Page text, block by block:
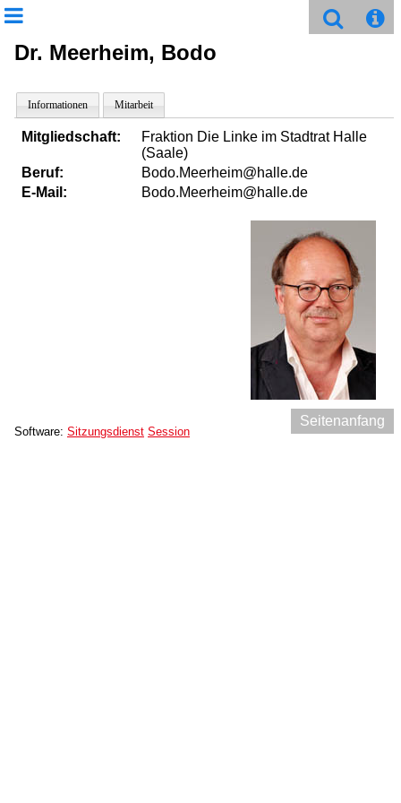
Dr. Meerheim, Bodo
Informationen Mitarbeit
Mitgliedschaft:
Fraktion Die Linke im Stadtrat Halle
(Saale)
Beruf:
Bodo.Meerheim@halle.de
E-Mail:
Bodo.Meerheim@halle.de
Seitenanfang
Software: Sitzungsdienst Session